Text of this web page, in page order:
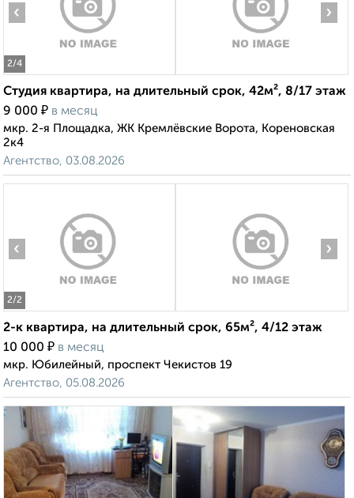
2/4
‹ ›
Студия квартира, на длительный срок, 42м², 8/17 этаж
9 000 ₽ в месяц
мкр. 2-я Площадка, ЖК Кремлёвские Ворота, Кореновская
2к4
Агентство, 03.08.2026
2/2
‹ ›
2-к квартира, на длительный срок, 65м², 4/12 этаж
10 000 ₽ в месяц
мкр. Юбилейный, проспект Чекистов 19
Агентство, 05.08.2026